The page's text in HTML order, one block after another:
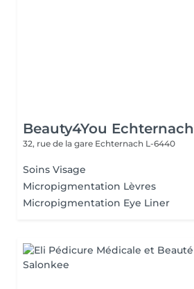
Beauty4You Echternach
32, rue de la gare Echternach L-6440
Soins Visage
Micropigmentation Lèvres
Micropigmentation Eye Liner